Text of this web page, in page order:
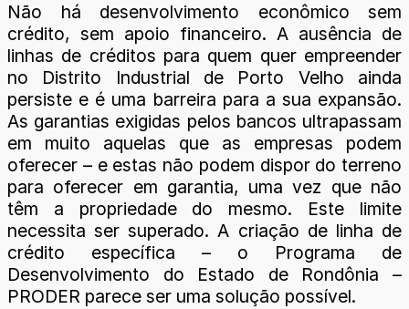
Não há desenvolvimento econômico sem
crédito, sem apoio financeiro. A ausência de
linhas de créditos para quem quer empreender
no Distrito Industrial de Porto Velho ainda
persiste e é uma barreira para a sua expansão.
As garantias exigidas pelos bancos ultrapassam
em muito aquelas que as empresas podem
oferecer – e estas não podem dispor do terreno
para oferecer em garantia, uma vez que não
têm a propriedade do mesmo. Este limite
necessita ser superado. A criação de linha de
crédito específica – o Programa de
Desenvolvimento do Estado de Rondônia –
PRODER parece ser uma solução possível.